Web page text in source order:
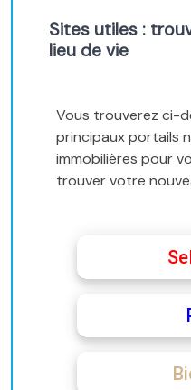
Sites utiles :
lieu de vie
Vous trouverez ci-
principaux portails
immobilières pour
trouver votre